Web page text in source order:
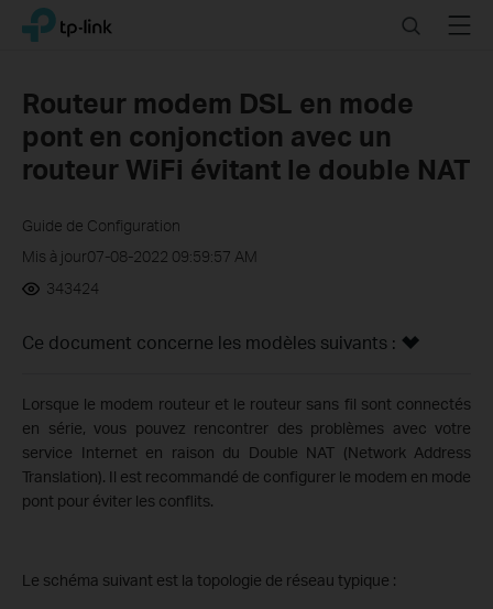
Click
navigation
TP-Link, Reliably Smart SearchMenu
Routeur modem DSL en mode
pont en conjonction avec un
routeur WiFi évitant le double NAT
Guide de Configuration
Mis à jour07-08-2022 09:59:57 AM
343424
Ce document concerne les modèles suivants :
Lorsque le modem routeur et le routeur sans fil sont connectés
en série, vous pouvez rencontrer des problèmes avec votre
service Internet en raison du Double NAT (Network Address
Translation). Il est recommandé de configurer le modem en mode
pont pour éviter les conflits.
Le schéma suivant est la topologie de réseau typique :